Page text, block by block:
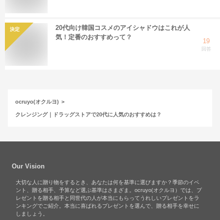
決定
20代向け韓国コスメのアイシャドウはこれが人
気！定番のおすすめって？
19
回答
ocruyo(オクルヨ)
クレンジング｜ドラッグストアで20代に人気のおすすめは？
Our Vision
大切な人に贈り物をするとき、あなたは何を基準に選びますか？季節のイベ
ント、贈る相手、予算など選ぶ基準はさまざま。ocruyo(オクルヨ）では、プ
レゼントを贈る相手と同世代の人が本当にもらってうれしいプレゼントをラ
ンキングでご紹介。本当に喜ばれるプレゼントを選んで、贈る相手を幸せに
しましょう。